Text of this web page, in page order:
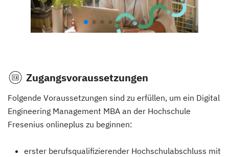
Zugangsvoraussetzungen
Folgende Voraussetzungen sind zu erfüllen, um ein Digital
Engineering Management MBA an der Hochschule
Fresenius onlineplus zu beginnen:
erster berufsqualifizierender Hochschulabschluss mit